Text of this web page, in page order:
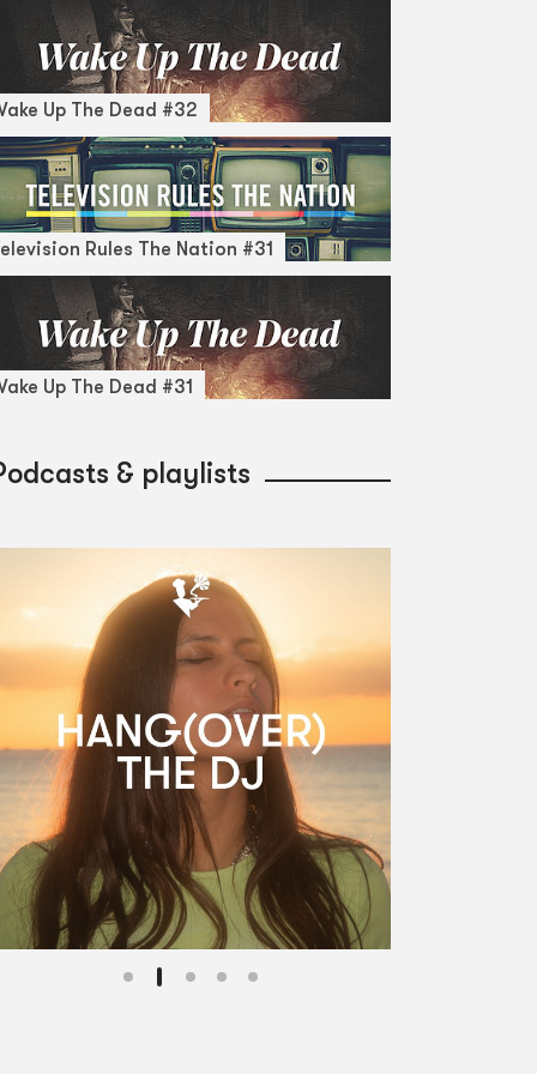
Up The Dead #32
Rules The Nation #31
Up The Dead #31
& playlists